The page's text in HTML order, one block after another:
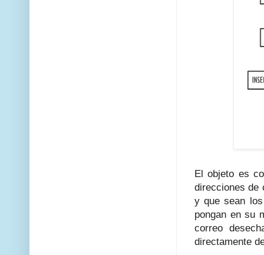
El objeto es
direcciones de
y que sean
pongan en su
correo
directamente